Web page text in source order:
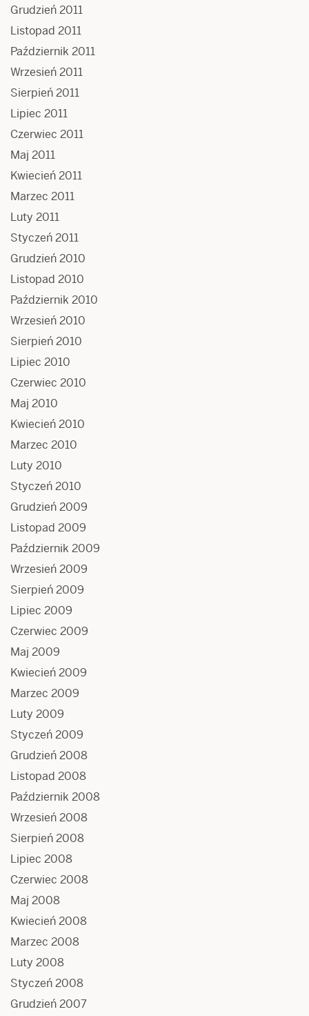
Grudzień 2011
Listopad 2011
Październik 2011
Wrzesień 2011
Sierpień 2011
Lipiec 2011
Czerwiec 2011
Maj 2011
Kwiecień 2011
Marzec 2011
Luty 2011
Styczeń 2011
Grudzień 2010
Listopad 2010
Październik 2010
Wrzesień 2010
Sierpień 2010
Lipiec 2010
Czerwiec 2010
Maj 2010
Kwiecień 2010
Marzec 2010
Luty 2010
Styczeń 2010
Grudzień 2009
Listopad 2009
Październik 2009
Wrzesień 2009
Sierpień 2009
Lipiec 2009
Czerwiec 2009
Maj 2009
Kwiecień 2009
Marzec 2009
Luty 2009
Styczeń 2009
Grudzień 2008
Listopad 2008
Październik 2008
Wrzesień 2008
Sierpień 2008
Lipiec 2008
Czerwiec 2008
Maj 2008
Kwiecień 2008
Marzec 2008
Luty 2008
Styczeń 2008
Grudzień 2007